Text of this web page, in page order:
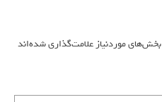
بخش‌های موردنیاز علامت‌گذاری شده‌اند